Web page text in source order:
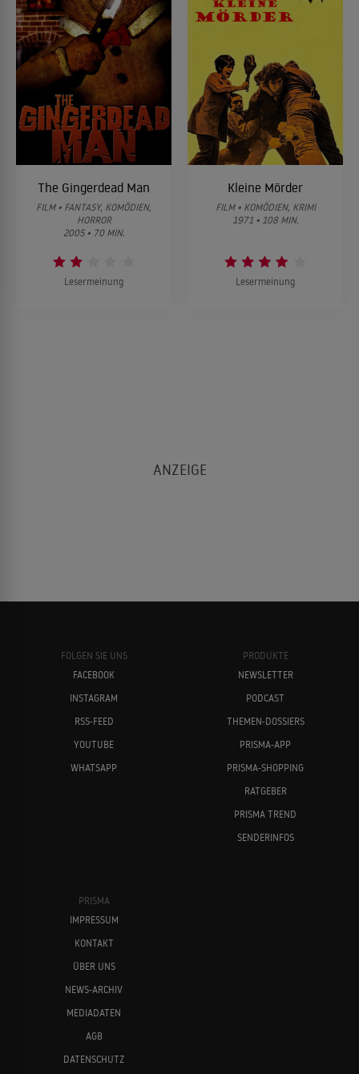
The Gingerdead Man
FILM • FANTASY, KOMÖDIEN,
HORROR
2005 • 70 MIN.
Lesermeinung
Kleine Mörder
FILM • KOMÖDIEN, KRIMI
1971 • 108 MIN.
Lesermeinung
FOLGEN SIE UNS
FACEBOOK
INSTAGRAM
RSS-FEED
YOUTUBE
WHATSAPP
PRODUKTE
NEWSLETTER
PODCAST
THEMEN-DOSSIERS
PRISMA-APP
PRISMA-SHOPPING
RATGEBER
PRISMA TREND
SENDERINFOS
PRISMA
IMPRESSUM
KONTAKT
ÜBER UNS
NEWS-ARCHIV
MEDIADATEN
AGB
DATENSCHUTZ